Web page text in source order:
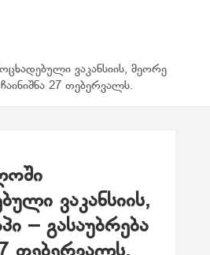
ვაკანსიის, მეორე
27 თებერვალს.
ვაკანსიის,
– გასაუბრება